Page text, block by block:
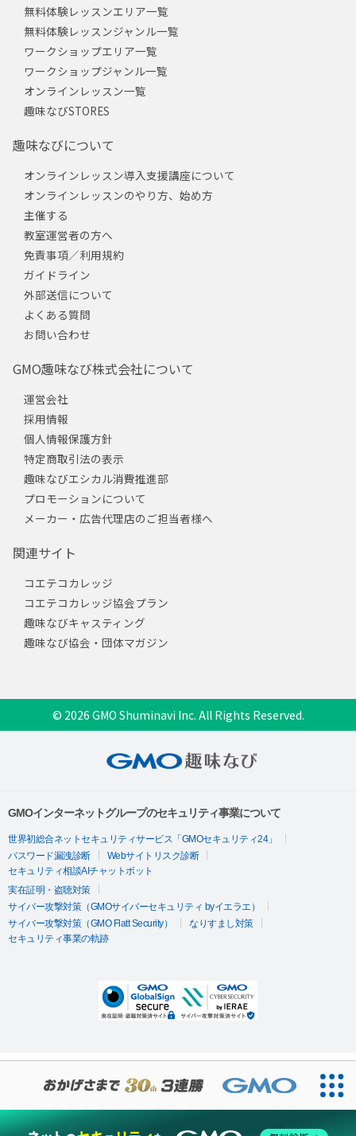
無料体験レッスンエリア一覧
無料体験レッスンジャンル一覧
ワークショップエリア一覧
ワークショップジャンル一覧
オンラインレッスン一覧
趣味なびSTORES
趣味なびについて
オンラインレッスン導入支援講座について
オンラインレッスンのやり方、始め方
主催する
教室運営者の方へ
免責事項／利用規約
ガイドライン
外部送信について
よくある質問
お問い合わせ
GMO趣味なび株式会社について
運営会社
採用情報
個人情報保護方針
特定商取引法の表示
趣味なびエシカル消費推進部
プロモーションについて
メーカー・広告代理店のご担当者様へ
関連サイト
コエテコカレッジ
コエテコカレッジ協会プラン
趣味なびキャスティング
趣味なび協会・団体マガジン
© 2026 GMO Shuminavi Inc. All Rights Reserved.